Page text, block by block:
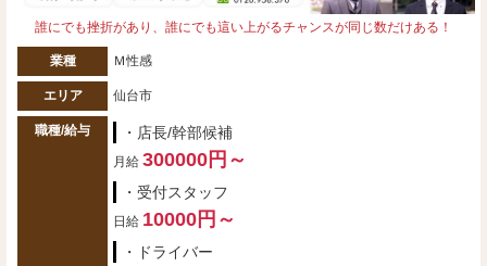
誰にでも挫折があり、誰にでも這い上がるチャンスが同じ数だけある！
業種 Ｍ性感
エリア 仙台市
職種/給与 ・店長/幹部候補
月給 300000円～
・受付スタッフ
日給 10000円～
・ドライバー